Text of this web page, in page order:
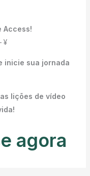
Access!
¥
inicie sua jornada
lições de vídeo
agora